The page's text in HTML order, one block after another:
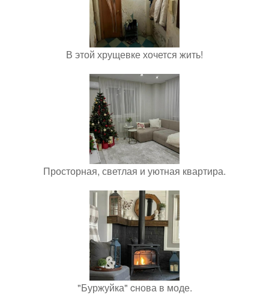
В этой хрущевке хочется жить!
Просторная, светлая и уютная квартира.
"Буржуйка" cнова в моде.